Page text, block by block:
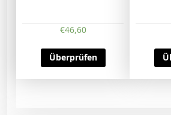
€46,60
Überprüfen